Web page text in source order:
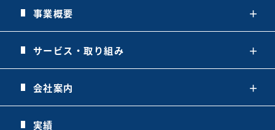
事業概要 ＋
サービス・取り組み ＋
会社案内 ＋
実績